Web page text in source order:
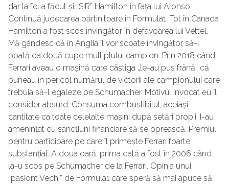
dar la fel a făcut și „SIR” Hamilton în fața lui Alonso.
Continuă judecarea părtinitoare în Formula1. Tot în Canada
Hamilton a fost scos învingător în defavoarea lui Vettel.
Mă gândesc că în Anglia îl vor scoate învingător să-i
poată da două cupe multiplului campion. Prin 2018 când
Ferrari aveau o mașină care câștiga „le-au pus frână” că
puneau în pericol numărul de victorii ale campionului care
trebuia să-l egaleze pe Schumacher. Motivul invocat eu îl
consider absurd. Consuma combustibilul, aceiași
cantitate ca toate celelalte mașini după setări propii. I-au
amenințat cu sancțiuni financiare să se oprească. Premiul
pentru participare pe care îl primește Ferrari foarte
substanțial. A doua oară, prima dată a fost în 2006 când
la-u scos pe Schumacher de la Ferrari. Opinia unui
„pasiont Vechi” de Formula1 care speră să mai apuce să